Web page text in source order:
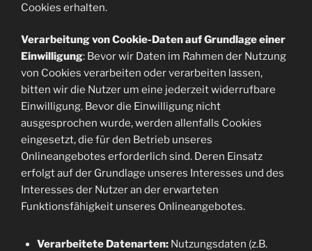
Cookies erhalten.
Verarbeitung von Cookie-Daten auf Grundlage einer
Einwilligung: Bevor wir Daten im Rahmen der Nutzung
von Cookies verarbeiten oder verarbeiten lassen,
bitten wir die Nutzer um eine jederzeit widerrufbare
Einwilligung. Bevor die Einwilligung nicht
ausgesprochen wurde, werden allenfalls Cookies
eingesetzt, die für den Betrieb unseres
Onlineangebotes erforderlich sind. Deren Einsatz
erfolgt auf der Grundlage unseres Interesses und des
Interesses der Nutzer an der erwarteten
Funktionsfähigkeit unseres Onlineangebotes.
Verarbeitete Datenarten:Nutzungsdaten (z.B.